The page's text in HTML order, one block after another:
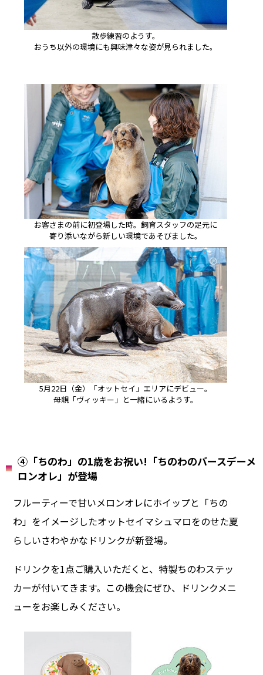
散歩練習のようす。
おうち以外の環境にも興味津々な姿が見られました。
お客さまの前に初登場した時。飼育スタッフの足元に
寄り添いながら新しい環境であそびました。
5月22日（金）「オットセイ」エリアにデビュー。
母親「ヴィッキー」と一緒にいるようす。
④「ちのわ」の1歳をお祝い!「ちのわのバースデーメ
ロンオレ」が登場
フルーティーで甘いメロンオレにホイップと「ちの
わ」をイメージしたオットセイマシュマロをのせた夏
らしいさわやかなドリンクが新登場。
ドリンクを1点ご購入いただくと、特製ちのわステッ
カーが付いてきます。この機会にぜひ、ドリンクメニ
ューをお楽しみください。